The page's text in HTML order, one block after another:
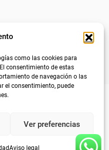
como las cookies para
consentimiento de estas
de navegación o las
el consentimiento, puede
Ver preferencias
Aviso legal